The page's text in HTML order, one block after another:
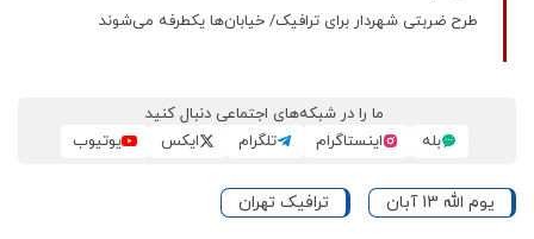
طرح ضربتی شهردار برای ترافیک/ خیابان‌ها یکطرفه می‌شوند
ما را در شبکه‌های اجتماعی دنبال کنید
بله
اینستاگرام تلگرام ایکس یوتیوب
یوم الله 13 آبان ترافیک تهران